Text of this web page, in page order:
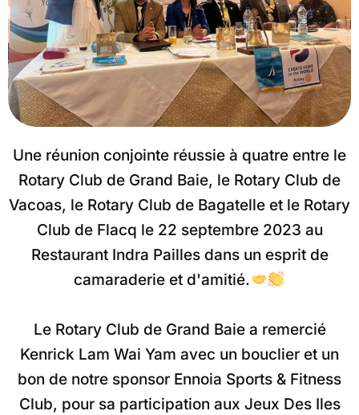
Une réunion conjointe réussie à quatre entre le
Rotary Club de Grand Baie, le Rotary Club de
Vacoas, le Rotary Club de Bagatelle et le Rotary
Club de Flacq le 22 septembre 2023 au
Restaurant Indra Pailles dans un esprit de
camaraderie et d'amitié.
Le Rotary Club de Grand Baie a remercié
Kenrick Lam Wai Yam avec un bouclier et un
bon de notre sponsor Ennoia Sports & Fitness
Club, pour sa participation aux Jeux Des Iles